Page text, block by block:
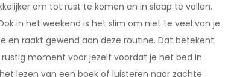
om tot rust te komen en in slaap te vallen.
in het weekend is het slim om niet te veel van je
en raakt gewend aan deze routine. Dat betekent
moment voor jezelf voordat je het bed in
lezen van een boek of luisteren naar zachte